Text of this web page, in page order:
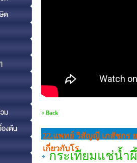
« Back
22.แพทย์ วิสัญญี เภสัชกร
เกี่ยวกับโร
กระเทียมแช่น้ำ